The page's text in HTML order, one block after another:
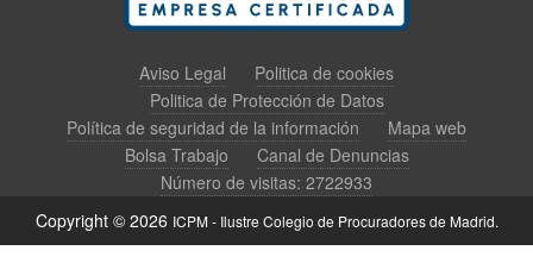
Aviso Legal
Politica de cookies
Politica de Protección de Datos
Política de seguridad de la información
Mapa web
Bolsa Trabajo
Canal de Denuncias
Número de visitas: 2722933
Copyright © 2026 ICPM - Ilustre Colegio de Procuradores de Madrid.